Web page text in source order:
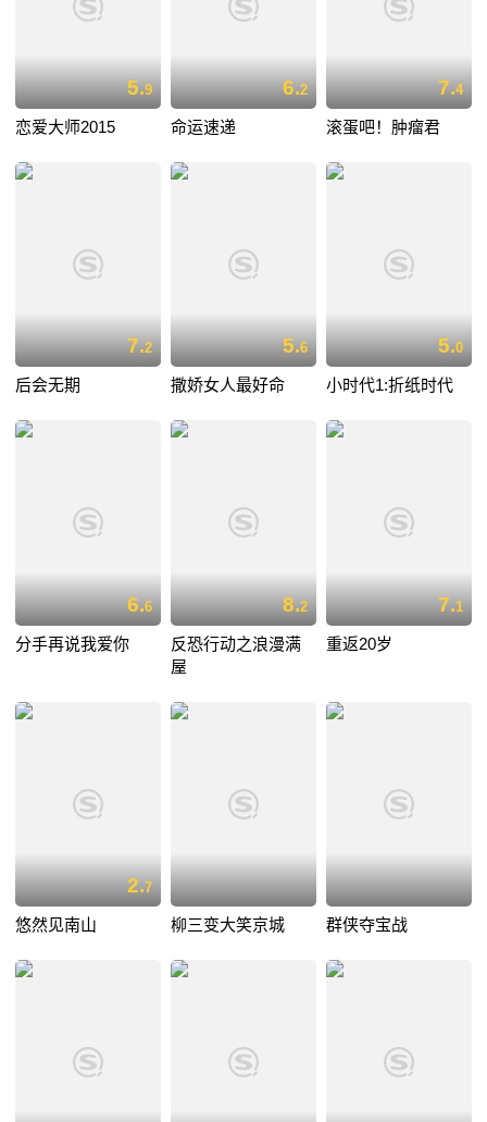
5.9
恋爱大师2015
6.2
命运速递
7.4
滚蛋吧！肿瘤君
7.2
后会无期
5.6
撒娇女人最好命
5.0
小时代1:折纸时代
6.6
分手再说我爱你
8.2
反恐行动之浪漫满
屋
7.1
重返20岁
2.7
悠然见南山 柳三变大笑京城 群侠夺宝战